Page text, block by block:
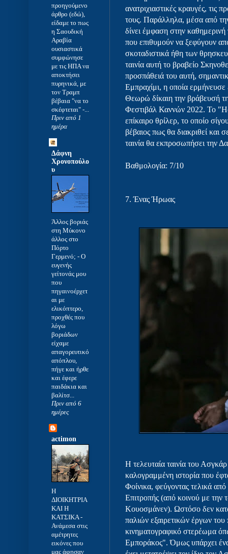
ανατριχιαστικές κραυγές, τις
τους. Παράλληλα, μέσα από
δίνει έμφαση στην
που επιθυμούν να ξεφύγουν
σκοταδιστικά ήθη των
ταινία αυτή το βραβείο
προσπάθειά του αυτή,
Εμπραχίμι, η οποία
Θεωρώ δίκαιη την βράβευσή
Φεστιβάλ Καννών 2022. Το
επίκαιρο θρίλερ, το οποίο
βέβαιος πως θα διακριθεί και
ταινία θα εκπροσωπήσει την
Βαθμολογία: 7/10
7.Ένας Ήρωας
Η τελευταία ταινία του
καλογραμμένη ιστορία που
Φοίνικα, φεύγοντας τελικά
Επιτροπής (από κοινού με την
Κουοσμάνεν). Ωστόσο δεν
παλιών εξαιρετικών έργων
κινηματογραφικό στερέωμα
Εμποράκος". Όμως υπάρχει
προηγούμενο
άρθρο (εδώ),
είδαμε το πως
η Σαουδική
Αραβία
ουσιαστικά
συμφώνησε
με τις ΗΠΑ να
αποκτήσει
πυρηνικά, με
τον Τραμπ
βέβαια "να το
σκέφτεται" -...
Πριν από 1
ημέρα
Δάφνη
Χρονοπούλο
υ
Άλλος βοριάς
στη Μύκονο
άλλος στο
Πόρτο
Γερμενό; - Ο
ευγενής
γείτονάς μου
που
πηγαινοέρχετ
αι με
ελικόπτερο,
προχθές που
λόγω
βοριάδων
είχαμε
απαγορευτικό
απόπλου,
πήγε και ήρθε
και έφερε
παιδάκια και
βαλίτσ...
Πριν από 6
ημέρες
actimon
Η
ΔΙΟΙΚΗΤΡΙΑ
ΚΑΙ Η
ΚΑΤΣΙΚΑ -
Ανάμεσα στις
αμέτρητες
εικόνες που
μας άφησαν